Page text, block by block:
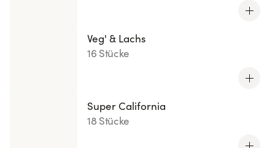
Veg' & Lachs
16 Stücke
Super California
18 Stücke